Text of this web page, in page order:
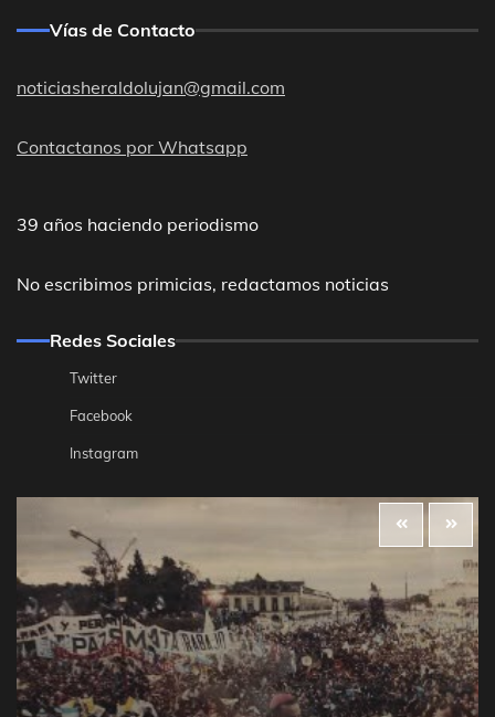
Vías de Contacto
noticiasheraldolujan@gmail.com
Contactanos por Whatsapp
39 años haciendo periodismo
No escribimos primicias, redactamos noticias
Redes Sociales
Twitter
Facebook
Instagram